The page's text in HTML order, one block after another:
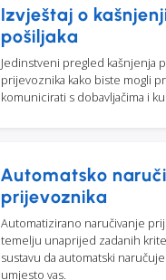
Izvještaj o
pošiljaka
Jedinstveni pregled kašnjenja
prijevoznika kako biste mogli
komunicirati s dobavljačima i
Automatsko
prijevoznika
Automatizirano naručivanje
temelju unaprijed zadanih
sustavu da automatski
umjesto vas.